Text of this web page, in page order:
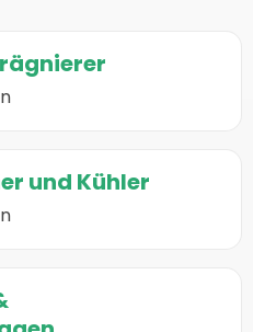
und Kühler